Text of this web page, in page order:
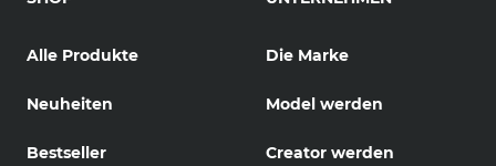
Alle Produkte
Neuheiten
Bestseller
Die Marke
Model werden
Creator werden